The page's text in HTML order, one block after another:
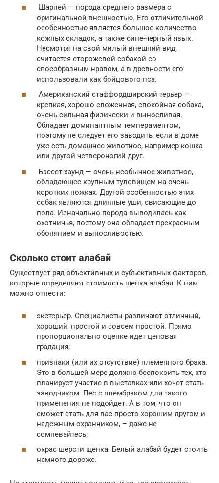
Шарпей — порода среднего размера с
оригинальной внешностью. Его отличительной
особенностью является большое количество
кожных складок, а также сине-черный язык.
Несмотря на свой милый внешний вид,
считается сторожевой собакой со
своеобразным нравом, а в древности его
использовали как бойцового пса.
Американский стаффордширский терьер —
крепкая, хорошо сложенная, спокойная собака,
очень сильная физически и выносливая.
Обладает доминантным темпераментом,
поэтому не следует его заводить, если в доме
уже есть домашнее животное, например кошка
или другой четвероногий друг.
Бассет-хаунд — очень необычное животное,
обладающее крупным туловищем на очень
коротких ножках. Другой особенностью этих
собак являются длинные уши, свисающие до
пола. Изначально порода выводилась как
охотничья, поэтому она обладает прекрасным
обонянием и выносливостью.
Сколько стоит алабай
Существует ряд объективных и субъективных факторов,
которые определяют стоимость щенка алабая. К ним
можно отнести:
экстерьер. Специалисты различают отличный,
хороший, простой и совсем простой. Прямо
пропорционально оценке идет ценовая
градация;
признаки (или их отсутствие) племенного брака.
Это в большей мере должно беспокоить тех, кто
планирует участие в выставках или хочет стать
заводчиком. Пес с плембраком для такого
применения не подойдет. А в том, что он
сможет стать для вас просто хорошим другом и
надежным охранником, – даже не
сомневайтесь;
окрас шерсти щенка. Белый алабай будет стоить
намного дороже.